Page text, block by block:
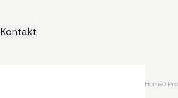
Kontakt
Home